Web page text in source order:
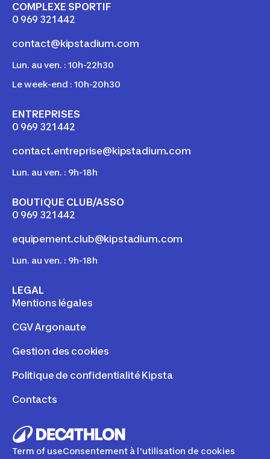
COMPLEXE SPORTIF
0 969 321 442
contact@kipstadium.com
Lun. au ven. : 10h-22h30
Le week-end : 10h-20h30
ENTREPRISES
0 969 321 442
contact.entreprise@kipstadium.com
Lun. au ven. : 9h-18h
BOUTIQUE CLUB/ASSO
0 969 321 442
equipement.club@kipstadium.com
Lun. au ven. : 9h-18h
LEGAL
Mentions légales
CGV Argonaute
Gestion des cookies
Politique de confidentialité Kipsta
Contacts
Term of useConsentement à l'utilisation de cookies